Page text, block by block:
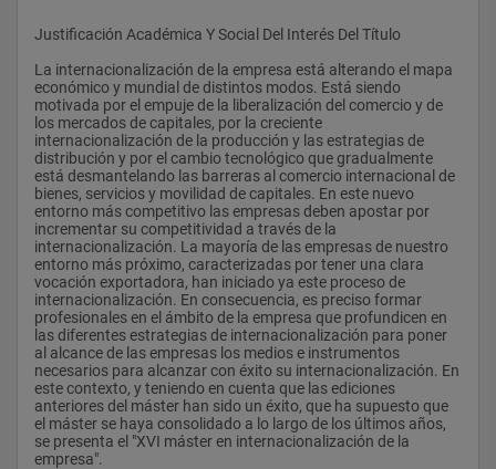
Justificación Académica Y Social Del Interés Del Título
La internacionalización de la empresa está alterando el mapa
económico y mundial de distintos modos. Está siendo
motivada por el empuje de la liberalización del comercio y de
los mercados de capitales, por la creciente
internacionalización de la producción y las estrategias de
distribución y por el cambio tecnológico que gradualmente
está desmantelando las barreras al comercio internacional de
bienes, servicios y movilidad de capitales. En este nuevo
entorno más competitivo las empresas deben apostar por
incrementar su competitividad a través de la
internacionalización. La mayoría de las empresas de nuestro
entorno más próximo, caracterizadas por tener una clara
vocación exportadora, han iniciado ya este proceso de
internacionalización. En consecuencia, es preciso formar
profesionales en el ámbito de la empresa que profundicen en
las diferentes estrategias de internacionalización para poner
al alcance de las empresas los medios e instrumentos
necesarios para alcanzar con éxito su internacionalización. En
este contexto, y teniendo en cuenta que las ediciones
anteriores del máster han sido un éxito, que ha supuesto que
el máster se haya consolidado a lo largo de los últimos años,
se presenta el "XVI máster en internacionalización de la
empresa".